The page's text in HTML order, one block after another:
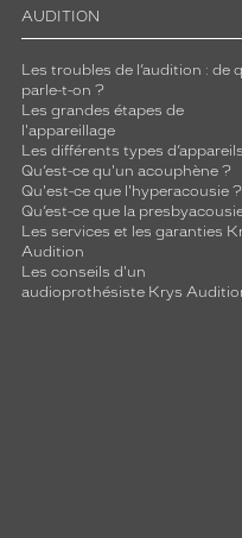
AUDITION
Les troubles de l’audition : de
parle-t-on ?
Les grandes étapes de
l'appareillage
Les différents types d’appareils
Qu’est-ce qu'un acouphène ?
Qu'est-ce que l'hyperacousie ?
Qu’est-ce que la
Les services et les garanties
Audition
Les conseils d'un
audioprothésiste Krys